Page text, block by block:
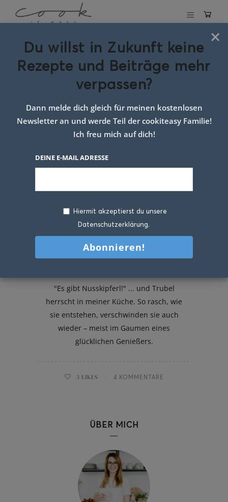
Schlagwort:
kipferl aus
topfenteig
"Es gibt Nusskipferl!" ... und Trubel
herrscht in meiner Küche. So rasch, wie
sie entstehen, verschwinden sie auch
wieder – meist im Gaumen eines
glücklichen Genießers.
3 LIKES 4 KOMMENTARE
ÜBER MICH
×
Du willst in Zukunft keine
Rezepte und Beiträge mehr
verpassen?
Dann melde dich gleich für meinen kostenlosen
Newsletter an und werde Teil der cookiteasy Familie!
Ich freu mich auf dich!
DEINE E-MAIL ADRESSE
Hiermit akzeptierst du unsere
Datenschutzerklärung.